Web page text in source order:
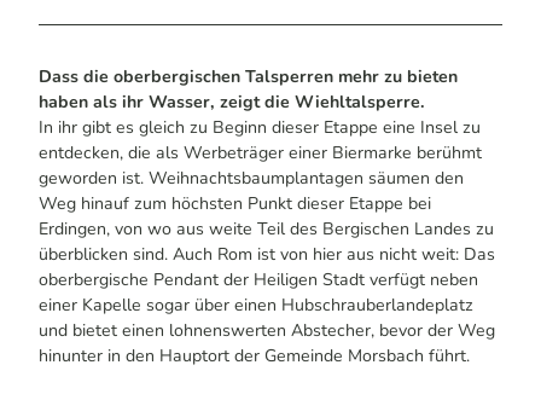
Dass die oberbergischen Talsperren mehr zu bieten
haben als ihr Wasser, zeigt die Wiehltalsperre.
In ihr gibt es gleich zu Beginn dieser Etappe eine Insel zu
entdecken, die als Werbeträger einer Biermarke berühmt
geworden ist. Weihnachtsbaumplantagen säumen den
Weg hinauf zum höchsten Punkt dieser Etappe bei
Erdingen, von wo aus weite Teil des Bergischen Landes zu
überblicken sind. Auch Rom ist von hier aus nicht weit: Das
oberbergische Pendant der Heiligen Stadt verfügt neben
einer Kapelle sogar über einen Hubschrauberlandeplatz
und bietet einen lohnenswerten Abstecher, bevor der Weg
hinunter in den Hauptort der Gemeinde Morsbach führt.